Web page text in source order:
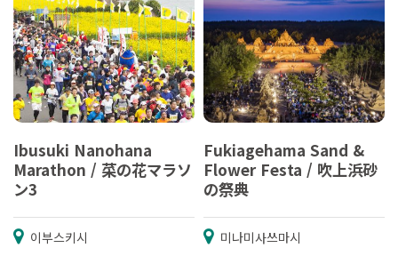
Ibusuki Nanohana
Marathon / 菜の花マラソ
ン3
이부스키시
Fukiagehama Sand &
Flower Festa / 吹上浜砂
の祭典
미나미사쓰마시